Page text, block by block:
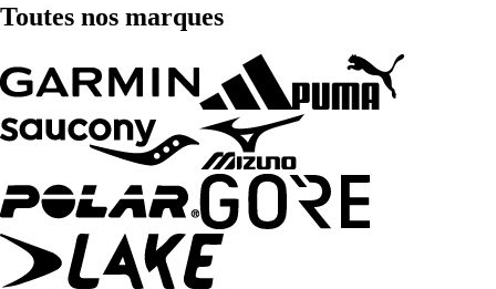
Toutes nos marques